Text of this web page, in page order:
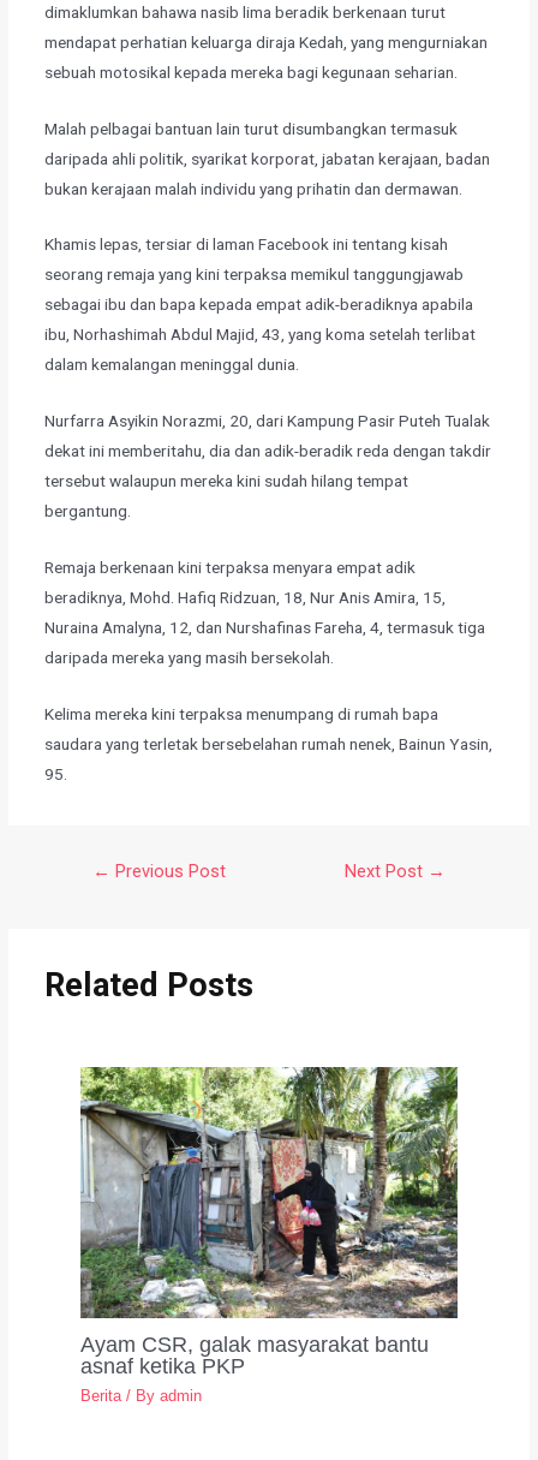
dimaklumkan bahawa nasib lima beradik berkenaan turut
mendapat perhatian keluarga diraja Kedah, yang mengurniakan
sebuah motosikal kepada mereka bagi kegunaan seharian.
​Malah pelbagai bantuan lain turut disumbangkan termasuk
daripada ahli politik, syarikat korporat, jabatan kerajaan, badan
bukan kerajaan malah individu yang prihatin dan dermawan.
​Khamis lepas, tersiar di laman Facebook ini tentang kisah
seorang remaja yang kini terpaksa memikul tanggungjawab
sebagai ibu dan bapa kepada empat adik-beradiknya apabila
ibu, Norhashimah Abdul Majid, 43, yang koma setelah terlibat
dalam kemalangan meninggal dunia.
​Nurfarra Asyikin Norazmi, 20, dari Kampung Pasir Puteh Tualak
dekat ini memberitahu, dia dan adik-beradik reda dengan takdir
tersebut walaupun mereka kini sudah hilang tempat
bergantung.
​Remaja berkenaan kini terpaksa menyara empat adik
beradiknya, Mohd. Hafiq Ridzuan, 18, Nur Anis Amira, 15,
Nuraina Amalyna, 12, dan Nurshafinas Fareha, 4, termasuk tiga
daripada mereka yang masih bersekolah.
​Kelima mereka kini terpaksa menumpang di rumah bapa
saudara yang terletak bersebelahan rumah nenek, Bainun Yasin,
95.
← Previous Post Next Post →
Related Posts
Ayam CSR, galak masyarakat bantu
asnaf ketika PKP
Berita / Byadmin